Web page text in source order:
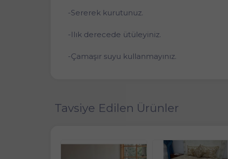
-Sererek kurutunuz.
-Ilık derecede ütüleyiniz.
-Çamaşır suyu kullanmayınız.
Tavsiye Edilen Ürünler